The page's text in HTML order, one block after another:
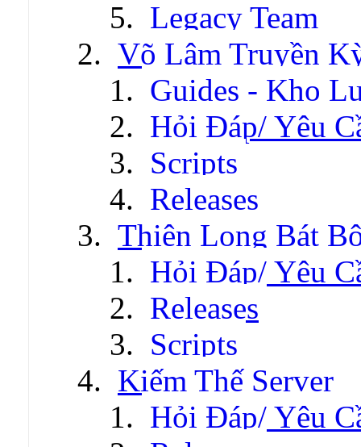
Legacy Team
Võ Lâm Truyền
Guides - Kho
Hỏi Đáp/ Yêu
Scripts
Releases
Thiên Long Bát
Hỏi Đáp/ Yêu
Releases
Scripts
Kiếm Thế Server
Hỏi Đáp/ Yêu